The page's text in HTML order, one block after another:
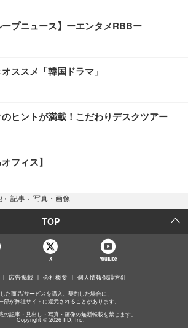
ープニュース】ーエンタメRBBー
ススメ「韓国ドラマ」
ヒントが満載！こだわりデスクツアー
フィス】
› 記事 › 写真・画像
TOP
X YouTube
広告掲載 会社概要 個人情報保護方針
た商品/サービスを購入、契約した場合に、
部が弊社サイトに還元されることがあります。
の記事・見出し・写真・画像の無断転載を禁じます。
Copyright © 2026 IID, Inc.